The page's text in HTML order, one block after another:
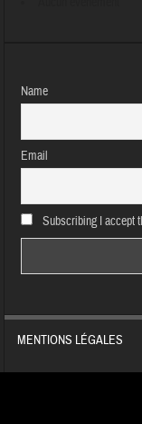
Name
Email
Subscribing I accept
MENTIONS LÉGALES